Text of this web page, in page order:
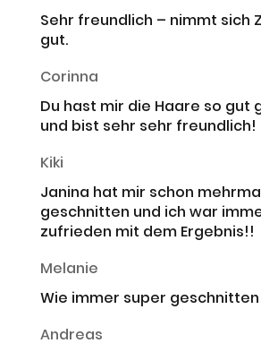
Sehr freundlich – nimmt sich
gut.
Corinna
Du hast mir die Haare so gut
und bist sehr sehr freundlich!
Kiki
Janina hat mir schon
geschnitten und ich war
zufrieden mit dem Ergebnis!!
Melanie
Wie immer super
Andreas